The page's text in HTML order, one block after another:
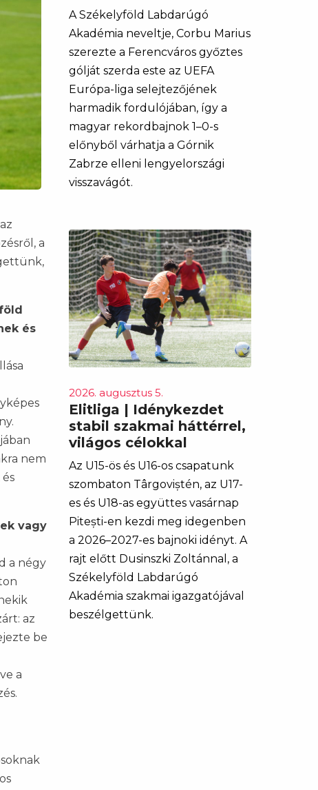
a
és
nem
vagy
a négy
az
be
a
A Székelyföld Labdarúgó
Akadémia neveltje, Corbu Marius
szerezte a Ferencváros győztes
gólját szerda este az UEFA
Európa-liga selejtezőjének
harmadik fordulójában, így a
magyar rekordbajnok 1–0-s
előnyből várhatja a Górnik
Zabrze elleni lengyelországi
visszavágót.
2026. augusztus 5.
Elitliga | Idénykezdet
stabil szakmai háttérrel,
világos célokkal
Az U15-ös és U16-os csapatunk
szombaton Târgoviștén, az U17-
es és U18-as együttes vasárnap
Pitești-en kezdi meg idegenben
a 2026–2027-es bajnoki idényt. A
rajt előtt Dusinszki Zoltánnal, a
Székelyföld Labdarúgó
Akadémia szakmai igazgatójával
beszélgettünk.